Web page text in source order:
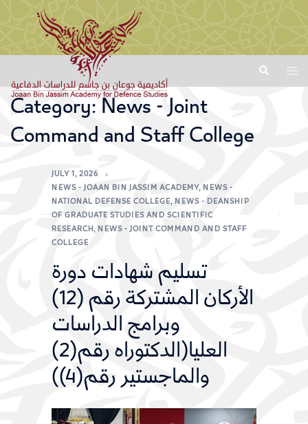
content
Search
Category:News - Joint
Command and Staff College
JULY 1, 2026
NEWS - JOAAN BIN JASSIM ACADEMY, NEWS -
NATIONAL DEFENSE COLLEGE, NEWS - DEANSHIP
OF GRADUATE STUDIES AND SCIENTIFIC
RESEARCH, NEWS - JOINT COMMAND AND STAFF
COLLEGE
تسليم شهادات دورة
الأركان المشتركة رقم (12)
وبرامج الدراسات
العليا(الدكتوراه رقم(2)
والماجستير رقم(4))